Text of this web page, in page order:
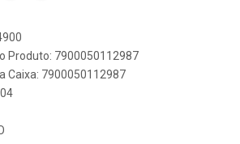
Produto: 7900050112987
Caixa: 7900050112987